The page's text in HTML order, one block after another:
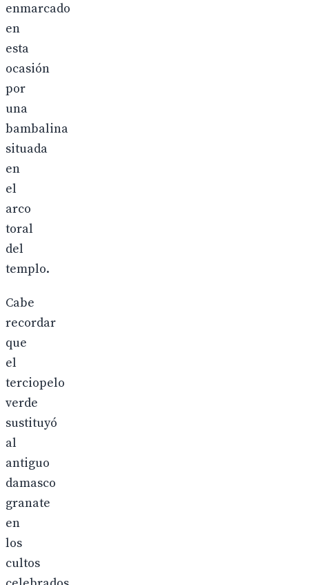
enmarcado
en
esta
ocasión
por
una
bambalina
situada
en
el
arco
toral
del
templo.
Cabe
recordar
que
el
terciopelo
verde
sustituyó
al
antiguo
damasco
granate
en
los
cultos